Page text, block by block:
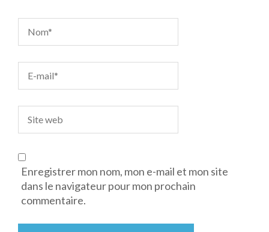
Enregistrer mon nom, mon e-mail et mon site
dans le navigateur pour mon prochain
commentaire.